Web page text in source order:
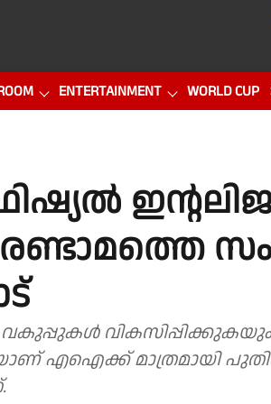
ENTERTAINMENT WORLD CUP
വകുപ്പുകൾ
എഐക്ക് മാത്രമായി